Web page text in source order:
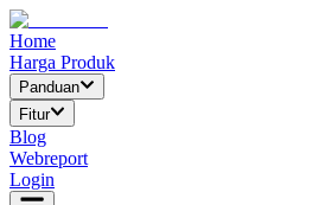
Home
Harga Produk
Panduan
Fitur
Blog
Webreport
Login